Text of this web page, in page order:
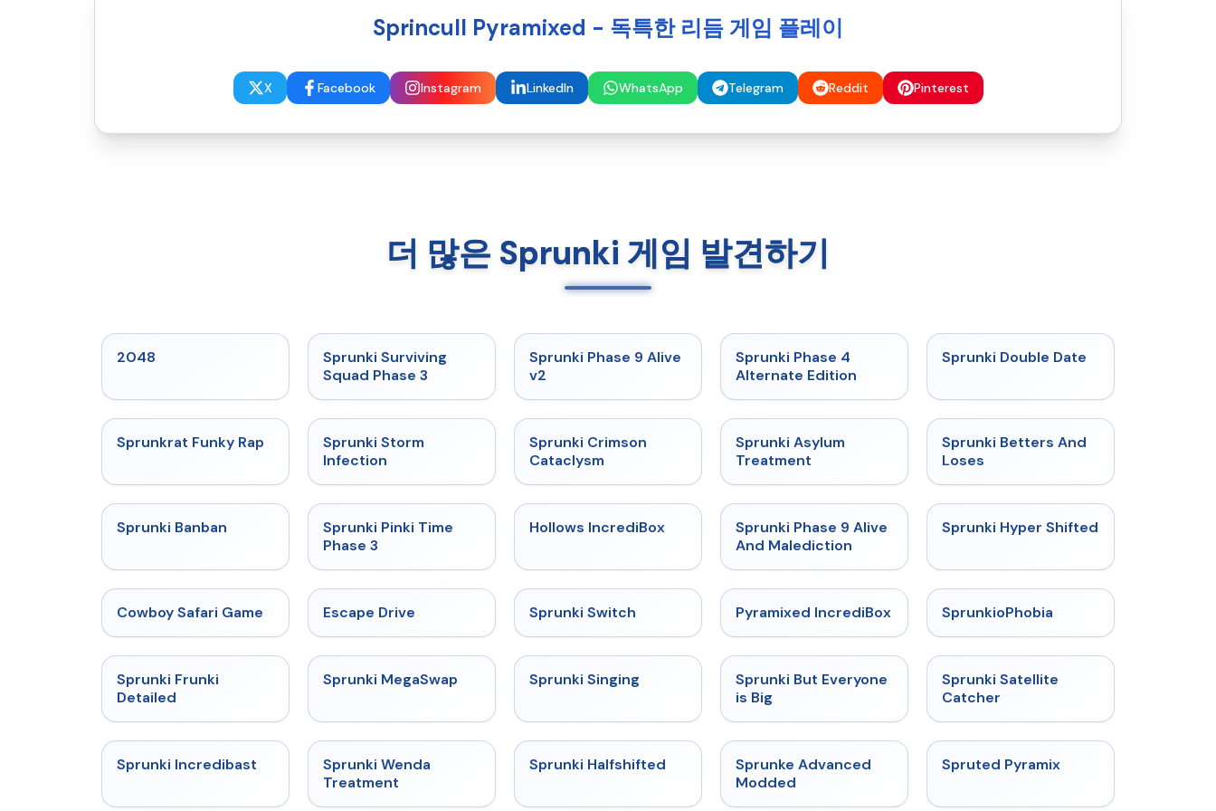
Sprincull Pyramixed - 독특한 리듬 게임 플레이
X Facebook Instagram LinkedIn WhatsApp Telegram Reddit Pinterest
더 많은 Sprunki 게임 발견하기
2048 ★
Sprunki Surviving
Squad Phase 3
★ 4.6
Sprunki Phase 9 Alive
v2
Sprunki Phase 4
Alternate Edition
★ 4.5
Sprunki Double Date
★ 4.7
Sprunkrat Funky Rap
Sprunki Storm
Infection
Sprunki Crimson
Cataclysm
Sprunki Asylum
Treatment
★ 4.6
Sprunki Betters And
Loses
Sprunki Banban ★
Sprunki Pinki Time
Phase 3
★ 4.3
Hollows IncrediBox ★ 4.4
Sprunki Phase 9 Alive
And Malediction
★ 4.5
Sprunki Hyper Shifted
★
Cowboy Safari Game Escape Drive Sprunki Switch ★ 4.6
Pyramixed IncrediBox SprunkioPhobia
Sprunki Frunki
Detailed
★ 4.5
Sprunki MegaSwap Sprunki Singing ★ 4.5
Sprunki But Everyone
is Big
Sprunki Satellite
Catcher
★ 4.7
Sprunki Incredibast
Sprunki Wenda
Treatment
★ 4.9
Sprunki Halfshifted ★ 4.6
Sprunke Advanced
Modded
★
Spruted Pyramix